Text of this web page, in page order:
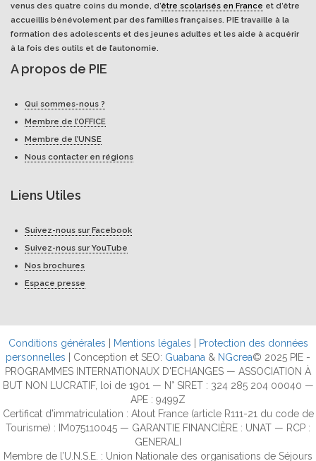
venus des quatre coins du monde, d’être scolarisés en France et d’être
accueillis bénévolement par des familles françaises. PIE travaille à la
formation des adolescents et des jeunes adultes et les aide à acquérir
à la fois des outils et de l’autonomie.
A propos de PIE
Qui sommes-nous ?
Membre de l’OFFICE
Membre de l’UNSE
Nous contacter en régions
Liens Utiles
Suivez-nous sur Facebook
Suivez-nous sur YouTube
Nos brochures
Espace presse
Conditions générales Mentions légales
Protection des données
personnelles | Conception et SEO: Guabana & NGcrea© 2025 PIE -
PROGRAMMES INTERNATIONAUX D'ECHANGES — ASSOCIATION À
BUT NON LUCRATIF, loi de 1901 — N° SIRET : 324 285 204 00040 —
APE : 9499Z
Certificat d’immatriculation : Atout France (article R111-21 du code de
Tourisme) : IM075110045 — GARANTIE FINANCIÈRE : UNAT — RCP :
GENERALI
Membre de l’U.N.S.E. : Union Nationale des organisations de Séjours